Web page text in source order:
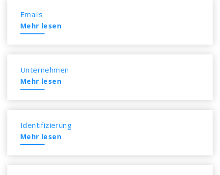
Emails
Mehr lesen
Unternehmen
Mehr lesen
Identifizierung
Mehr lesen